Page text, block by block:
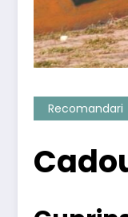
Recomandari